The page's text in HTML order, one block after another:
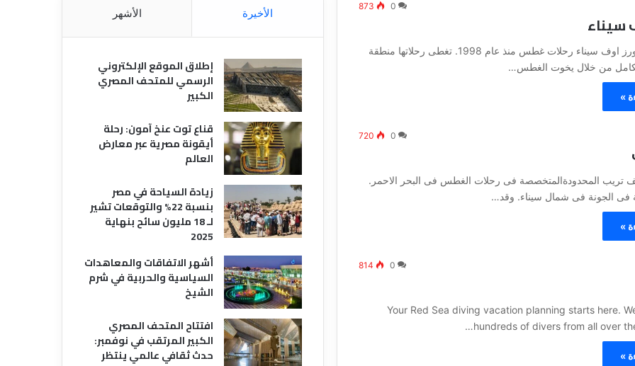
0
873
سيناء
تنظم شركة فلاورز اوف سيناء رحلات غطس منذ عام 1998. تغطى رحلاتها منطقة
من خلال يخوت الغطس…
»
0
720
تريب المحدودةالمتخصصة فى رحلات الغطس فى البحر الاحمر.
فى الجونة فى شمال سيناء. وقد…
»
0
814
Your Red Sea diving vacation planning starts here.
hundreds of divers from all over
»
ي
س
ح
ي
ي
الأخيرة الأشهر
إطلاق الموقع الإلكتروني
الرسمي للمتحف المصري
الكبير
قناع توت عنخ آمون: رحلة
أيقونة مصرية عبر معارض
العالم
زيادة السياحة في مصر
بنسبة 22% والتوقعات تشير
لـ 18 مليون سائح بنهاية
2025
أشهر الاتفاقات والمعاهدات
السياسية والحربية في شرم
الشيخ
افتتاح المتحف المصري
الكبير المرتقب في نوفمبر:
حدث ثقافي عالمي ينتظر